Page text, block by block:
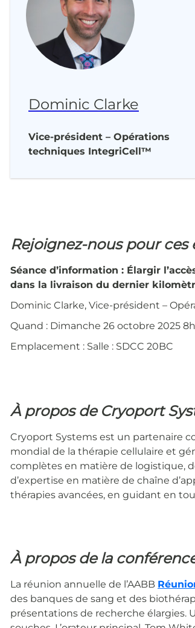
Dominic Clarke
Vice-président – Opérations
techniques IntegriCell™
Rejoignez-nous pour ces
Séance d’information : Élargir
dans la livraison du dernier
Dominic Clarke, Vice-président –
Quand : Dimanche 26 octobre 2025
Emplacement : Salle : SDCC 20BC
À propos de Cryoport
Cryoport Systems est un partenaire
mondial de la thérapie cellulaire et
complètes en matière de logistique,
d’expertise en matière de chaîne
thérapies avancées, en guidant en
À propos de la
La réunion annuelle de l’AABB
des banques de sang et des
présentations de recherche élargies.